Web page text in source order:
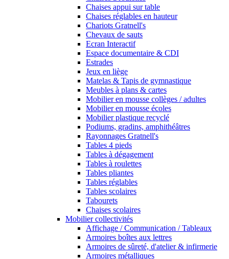
Chaises appui sur table
Chaises réglables en hauteur
Chariots Gratnell's
Chevaux de sauts
Ecran Interactif
Espace documentaire & CDI
Estrades
Jeux en liège
Matelas & Tapis de gymnastique
Meubles à plans & cartes
Mobilier en mousse collèges / adultes
Mobilier en mousse écoles
Mobilier plastique recyclé
Podiums, gradins, amphithéâtres
Rayonnages Gratnell's
Tables 4 pieds
Tables à dégagement
Tables à roulettes
Tables pliantes
Tables réglables
Tables scolaires
Tabourets
Chaises scolaires
Mobilier collectivités
Affichage / Communication / Tableaux
Armoires boîtes aux lettres
Armoires de sûreté, d'atelier & infirmerie
Armoires métalliques